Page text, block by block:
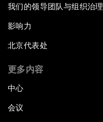
我们的领导团队与组织治理
影响力
北京代表处
更多内容
中心
会议